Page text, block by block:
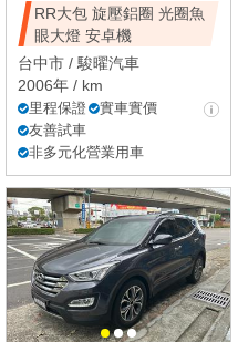
RR大包 旋壓鋁圈 光圈魚
眼大燈 安卓機
台中市 /駿曜汽車
2006年 / km
里程保證
實車實價
友善試車
非多元化營業用車